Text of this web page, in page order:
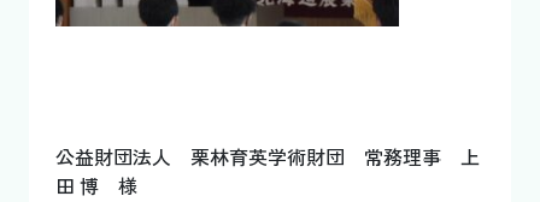
公益財団法人 栗林育英学術財団 常務理事 上
田 博 様